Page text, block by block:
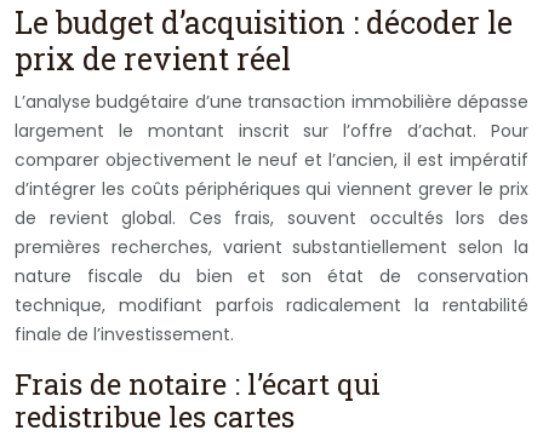
Le budget d’acquisition : décoder le
prix de revient réel
L’analyse budgétaire d’une transaction immobilière dépasse
largement le montant inscrit sur l’offre d’achat. Pour
comparer objectivement le neuf et l’ancien, il est impératif
d’intégrer les coûts périphériques qui viennent grever le prix
de revient global. Ces frais, souvent occultés lors des
premières recherches, varient substantiellement selon la
nature fiscale du bien et son état de conservation
technique, modifiant parfois radicalement la rentabilité
finale de l’investissement.
Frais de notaire : l’écart qui
redistribue les cartes